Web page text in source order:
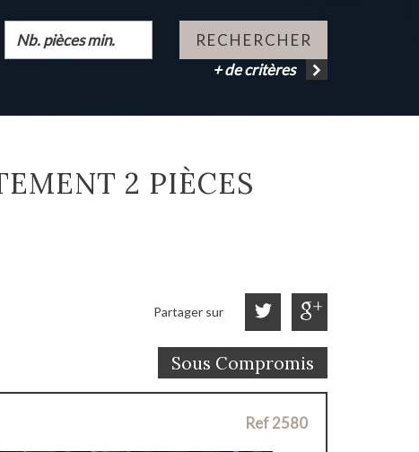
RECHERCHER
+ de critères
2 PIÈCES
Partager sur
Sous Compromis
Ref 2580